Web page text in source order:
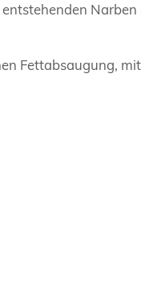
Fettabsaugung,